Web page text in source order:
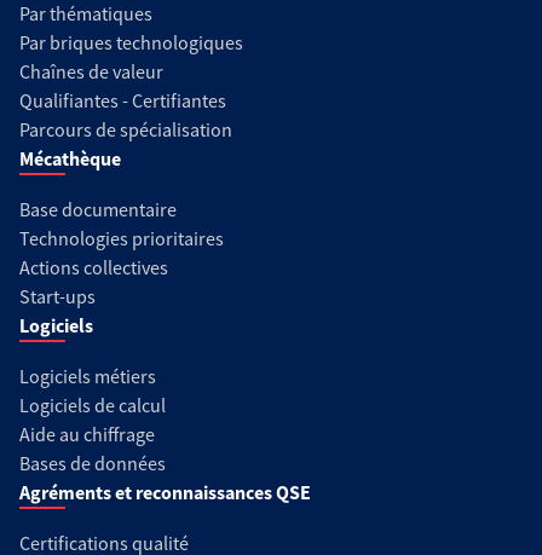
Par thématiques
Par briques technologiques
Chaînes de valeur
Qualifiantes - Certifiantes
Parcours de spécialisation
Mécathèque
Base documentaire
Technologies prioritaires
Actions collectives
Start-ups
Logiciels
Logiciels métiers
Logiciels de calcul
Aide au chiffrage
Bases de données
Agréments et reconnaissances QSE
Certifications qualité